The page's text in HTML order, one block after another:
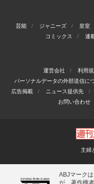
芸能 ジャニーズ 皇室
コミックス
連
運営会社 利用
パーソナルデータの外部送信に
広告掲載
ニュース提供先
お問い合わせ
主婦
ABJマーク
が、著作権